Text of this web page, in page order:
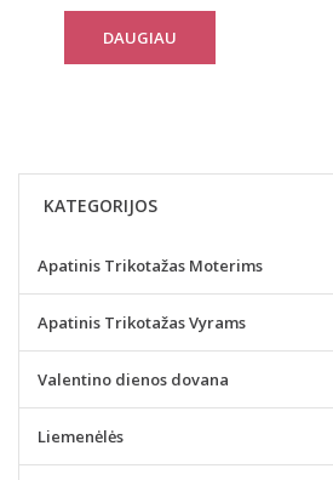
DAUGIAU
KATEGORIJOS
Apatinis Trikotažas Moterims
Apatinis Trikotažas Vyrams
Valentino dienos dovana
Liemenėlės